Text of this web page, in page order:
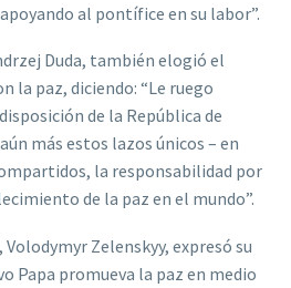
al pontífice en su labor”.
Duda, también elogió el
la paz, diciendo: “Le ruego
de la República de
más estos lazos únicos – en
la responsabilidad por
de la paz en el mundo”.
Zelenskyy, expresó su
Papa promueva la paz en medio